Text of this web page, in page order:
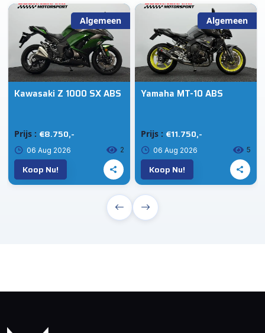
Algemeen
Kawasaki Z 1000 SX ABS
Prijs : €8.750,-
06 Aug 2026 2
Koop Nu!
Algemeen
Yamaha MT-10 ABS
Prijs : €11.750,-
06 Aug 2026 5
Koop Nu!